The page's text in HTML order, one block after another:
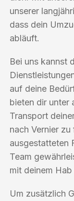
unserer
dass dein
abläuft.
Bei uns kannst
auf deine
bieten dir unter
Transport
nach Vernier
ausgestatteten
Team
mit deinem Hab
Um zusätzlich